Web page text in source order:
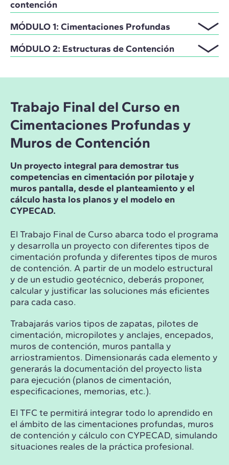
contención
MÓDULO 1: Cimentaciones Profundas
MÓDULO 2: Estructuras de Contención
Trabajo Final del Curso en
Cimentaciones Profundas y
Muros de Contención
Un proyecto integral para demostrar tus
competencias en cimentación por pilotaje y
muros pantalla, desde el planteamiento y el
cálculo hasta los planos y el modelo en
CYPECAD.
El Trabajo Final de Curso abarca todo el programa
y desarrolla un proyecto con diferentes tipos de
cimentación profunda y diferentes tipos de muros
de contención. A partir de un modelo estructural
y de un estudio geotécnico, deberás proponer,
calcular y justificar las soluciones más eficientes
para cada caso.
Trabajarás varios tipos de zapatas, pilotes de
cimentación, micropilotes y anclajes, encepados,
muros de contención, muros pantalla y
arriostramientos. Dimensionarás cada elemento y
generarás la documentación del proyecto lista
para ejecución (planos de cimentación,
especificaciones, memorias, etc.).
El TFC te permitirá integrar todo lo aprendido en
el ámbito de las cimentaciones profundas, muros
de contención y cálculo con CYPECAD, simulando
situaciones reales de la práctica profesional.